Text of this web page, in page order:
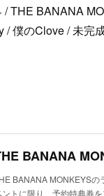
THE BANANA
/ 僕のClove / 未
BANANA
BANANA MONKEYSの
ントに限り、予約特典券